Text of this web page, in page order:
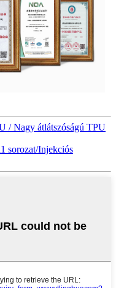
/ Nagy átlátszóságú TPU
sorozat/Injekciós